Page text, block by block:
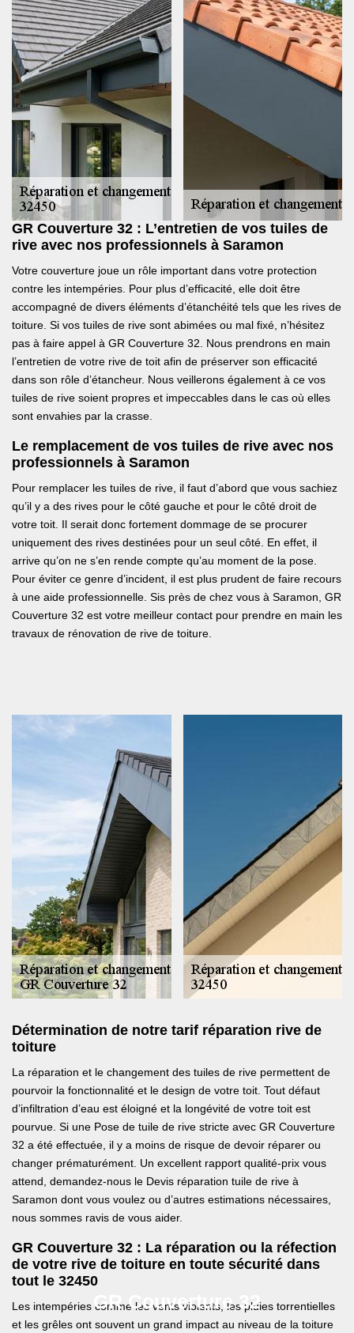
GR Couverture 32
GR Couverture 32 : L’entretien de vos tuiles de
rive avec nos professionnels à Saramon
Votre couverture joue un rôle important dans votre protection
contre les intempéries. Pour plus d’efficacité, elle doit être
accompagné de divers éléments d’étanchéité tels que les rives de
toiture. Si vos tuiles de rive sont abimées ou mal fixé, n’hésitez
pas à faire appel à GR Couverture 32. Nous prendrons en main
l’entretien de votre rive de toit afin de préserver son efficacité
dans son rôle d’étancheur. Nous veillerons également à ce vos
tuiles de rive soient propres et impeccables dans le cas où elles
sont envahies par la crasse.
Le remplacement de vos tuiles de rive avec nos
professionnels à Saramon
Pour remplacer les tuiles de rive, il faut d’abord que vous sachiez
qu’il y a des rives pour le côté gauche et pour le côté droit de
votre toit. Il serait donc fortement dommage de se procurer
uniquement des rives destinées pour un seul côté. En effet, il
arrive qu’on ne s’en rende compte qu’au moment de la pose.
Pour éviter ce genre d’incident, il est plus prudent de faire recours
à une aide professionnelle. Sis près de chez vous à Saramon, GR
Couverture 32 est votre meilleur contact pour prendre en main les
travaux de rénovation de rive de toiture.
Détermination de notre tarif réparation rive de
toiture
La réparation et le changement des tuiles de rive permettent de
pourvoir la fonctionnalité et le design de votre toit. Tout défaut
d’infiltration d’eau est éloigné et la longévité de votre toit est
pourvue. Si une Pose de tuile de rive stricte avec GR Couverture
32 a été effectuée, il y a moins de risque de devoir réparer ou
changer prématurément. Un excellent rapport qualité-prix vous
attend, demandez-nous le Devis réparation tuile de rive à
Saramon dont vous voulez ou d’autres estimations nécessaires,
nous sommes ravis de vous aider.
GR Couverture 32 : La réparation ou la réfection
de votre rive de toiture en toute sécurité dans
tout le 32450
Les intempéries comme les vents violents, les pluies torrentielles
et les grêles ont souvent un grand impact au niveau de la toiture